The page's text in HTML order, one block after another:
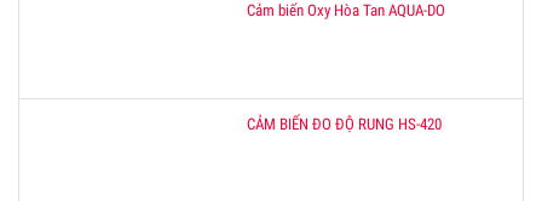
Cảm biến Oxy Hòa Tan AQUA-DO
CẢM BIẾN ĐO ĐỘ RUNG HS-420